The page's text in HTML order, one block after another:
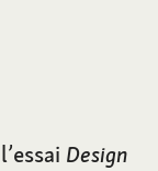
Design